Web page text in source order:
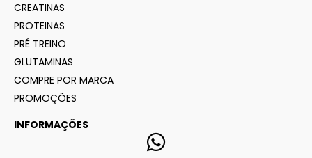
CREATINAS
PROTEINAS
PRÉ TREINO
GLUTAMINAS
COMPRE POR MARCA
PROMOÇÕES
INFORMAÇÕES